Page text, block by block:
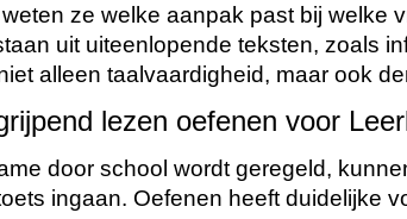
ze welke aanpak past bij welke
uit uiteenlopende teksten, zoals
alleen taalvaardigheid, maar ook
lezen oefenen voor
door school wordt geregeld,
ingaan. Oefenen heeft duidelijke